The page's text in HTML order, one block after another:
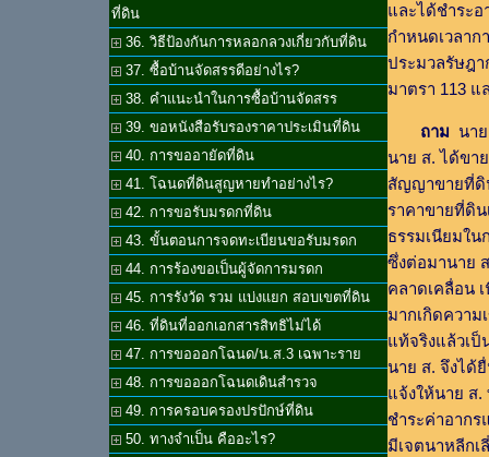
ที่ดิน
36. วิธีป้องกันการหลอกลวงเกี่ยวกับที่ดิน
37. ซื้อบ้านจัดสรรดีอย่างไร?
38. คำแนะนำในการซื้อบ้านจัดสรร
39. ขอหนังสือรับรองราคาประเมินที่ดิน
40. การขออายัดที่ดิน
41. โฉนดที่ดินสูญหายทำอย่างไร?
42. การขอรับมรดกที่ดิน
43. ขั้นตอนการจดทะเบียนขอรับมรดก
44. การร้องขอเป็นผู้จัดการมรดก
45. การรังวัด รวม แบ่งแยก สอบเขตที่ดิน
46. ที่ดินที่ออกเอกสารสิทธิไม่ได้
47. การขอออกโฉนด/น.ส.3 เฉพาะราย
48. การขอออกโฉนดเดินสำรวจ
49. การครอบครองปรปักษ์ที่ดิน
50. ทางจำเป็น คืออะไร?
และได้ชำระ
กำหนดเวลา
ประมวลรัษฎา
มาตรา 113 แ
ถาม นา
นาย ส. ได้ขา
สัญญาขายที่ดิ
ราคาขายที่ดิน
ธรรมเนียมใ
ซึ่งต่อมานาย
คลาดเคลื่อน
มากเกิดควา
แท้จริงแล้วเป็
นาย ส. จึงได้
แจ้งให้นาย ส
ชำระค่าอาก
มีเจตนาหลีกเ